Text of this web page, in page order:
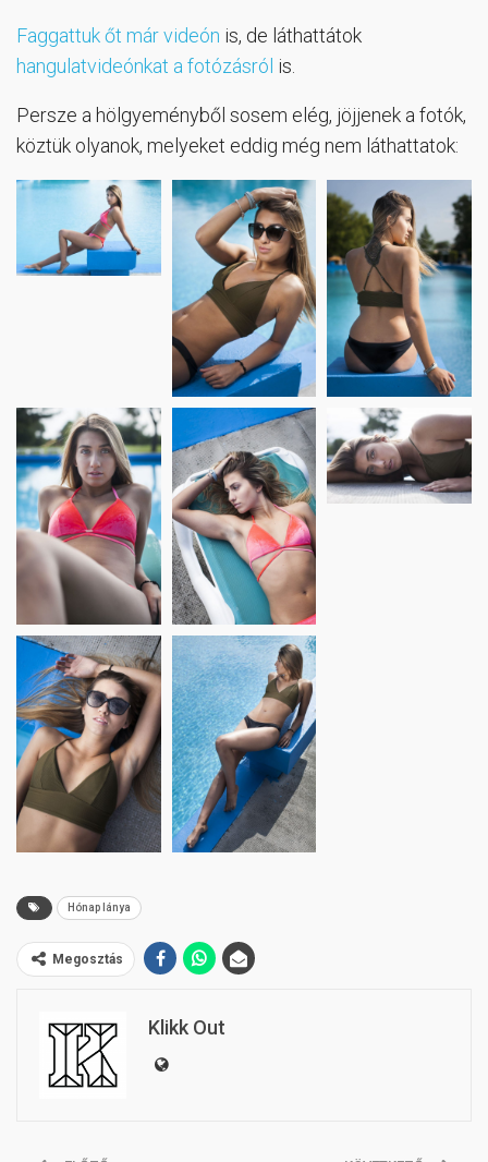
Faggattuk őt már videón is, de láthattátok
hangulatvideónkat a fotózásról is.
Persze a hölgyeményből sosem elég, jöjjenek a fotók,
köztük olyanok, melyeket eddig még nem láthattatok:
Hónap lánya
Megosztás
Klikk Out